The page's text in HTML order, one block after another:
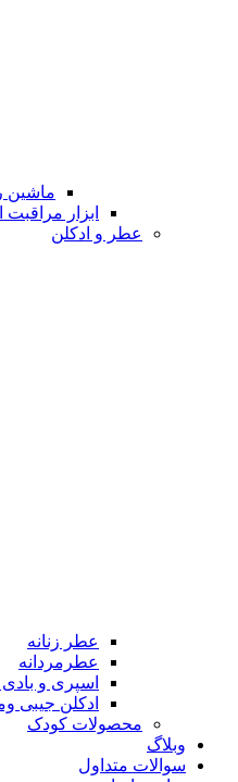
ماشین
ابزار
عطر و ادکلن
عطر زنانه
عطرمردانه
اسپری و
ادکلن جیبی
محصولات کودک
وبلاگ
سوالات متداول